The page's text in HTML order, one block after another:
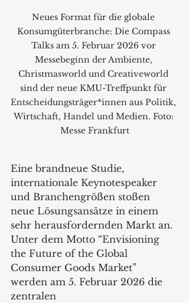
Neues Format für die globale
Konsumgüterbranche: Die Compass
Talks am 5. Februar 2026 vor
Messebeginn der Ambiente,
Christmasworld und Creativeworld
sind der neue KMU-Treffpunkt für
Entscheidungsträger*innen aus Politik,
Wirtschaft, Handel und Medien. Foto:
Messe Frankfurt
Eine brandneue Studie,
internationale Keynotespeaker
und Branchengrößen stoßen
neue Lösungsansätze in einem
sehr herausfordernden Markt an.
Unter dem Motto “Envisioning
the Future of the Global
Consumer Goods Market”
werden am 5. Februar 2026 die
zentralen